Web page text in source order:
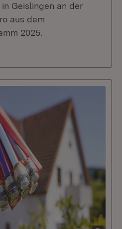
Geislingen an der
aus dem
2025.